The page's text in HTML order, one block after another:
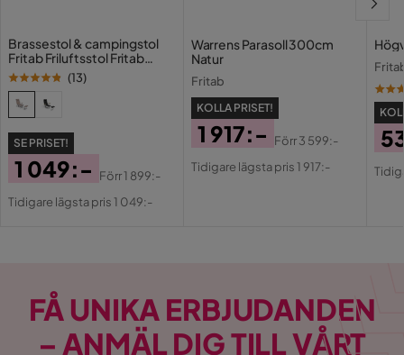
Brassestol & campingstol
Fritab Friluftsstol Fritab
ROXY original Beige
(13)
SE PRISET!
Pris
1 049:-
Original
Förr1 899:-
Tidigare lägsta pris 1 049:-
Warrens Parasoll 300cm
Natur
Fritab
KOLLA PRISET!
Pris
1 917:-
Original
Förr3 599:-
Tidigare lägsta pris 1 917:-
FÅ UNIKA ERBJUDANDEN
– ANMÄL DIG TILL VÅRT